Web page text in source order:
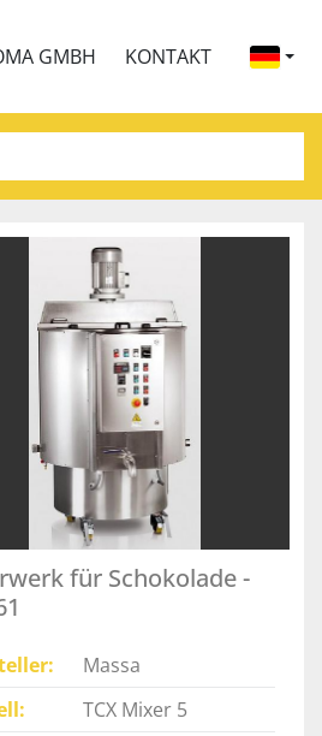
GMBH KONTAKT
für Schokolade -
Massa
TCX Mixer 5